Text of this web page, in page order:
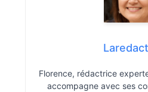
Florence, rédactrice
accompagne avec ses